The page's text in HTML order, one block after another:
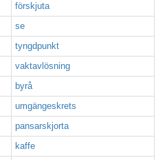
förskjuta
se
tyngdpunkt
vaktavlösning
byrå
umgängeskrets
pansarskjorta
kaffe